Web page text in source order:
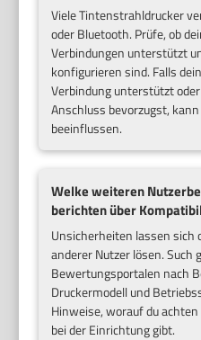
Viele Tintenstrahldrucker
oder Bluetooth. Prüfe, ob
Verbindungen unterstützt
konfigurieren sind. Falls
Verbindung unterstützt
Anschluss bevorzugst,
beeinflussen.
Welke weiteren
berichten über
Unsicherheiten lassen sich
anderer Nutzer lösen. Such
Bewertungsportalen nach
Druckermodell und
Hinweise, worauf du
bei der Einrichtung gibt.